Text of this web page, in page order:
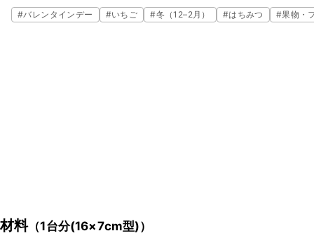
相性が良いのです。ぜひお試しくださいね。
#バレンタインデー #いちご #冬（12–2月） #はちみつ #果物・
材料（1台分(16×7cm型)）